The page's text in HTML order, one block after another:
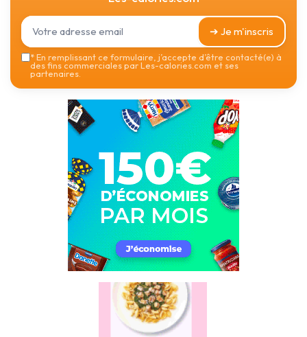
➔ Je m'inscris
*En remplissant ce formulaire, j’accepte d’être contacté(e) à
des fins commerciales par Les-calories.com et ses
partenaires.